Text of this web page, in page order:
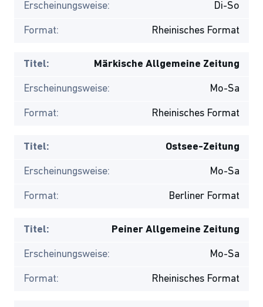
Erscheinungsweise: Di-So
Format: Rheinisches Format
Titel: Märkische Allgemeine Zeitung
Erscheinungsweise: Mo-Sa
Format: Rheinisches Format
Titel: Ostsee-Zeitung
Erscheinungsweise: Mo-Sa
Format: Berliner Format
Titel: Peiner Allgemeine Zeitung
Erscheinungsweise: Mo-Sa
Format: Rheinisches Format